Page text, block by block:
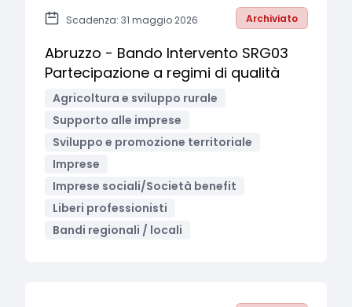
Scadenza: 31 maggio 2026 Archiviato
Abruzzo - Bando Intervento SRG03
Partecipazione a regimi di qualità
Agricoltura e sviluppo rurale
Supporto alle imprese
Sviluppo e promozione territoriale
Imprese
Imprese sociali/Società benefit
Liberi professionisti
Bandi regionali / locali